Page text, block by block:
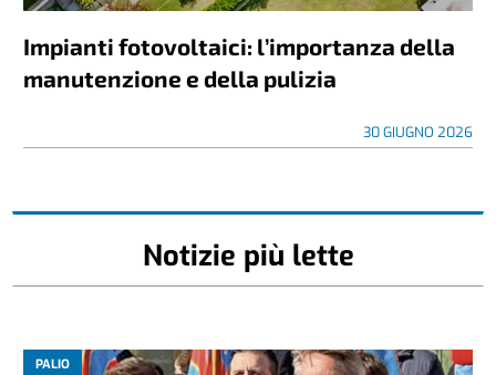
Impianti fotovoltaici: l’importanza della
manutenzione e della pulizia
30 GIUGNO 2026
Notizie più lette
PALIO